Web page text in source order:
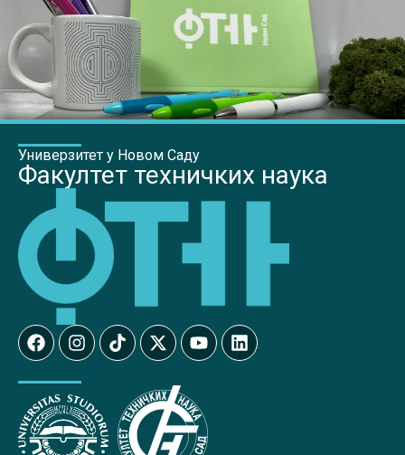
Универзитет у Новом Саду
Факултет техничких наука